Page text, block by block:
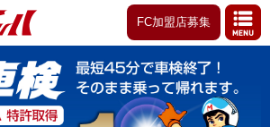
FC加盟店募集